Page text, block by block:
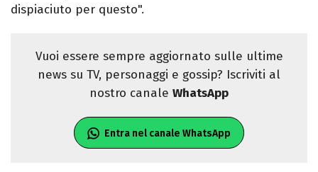
dispiaciuto per questo".
Vuoi essere sempre aggiornato sulle ultime
news su TV, personaggi e gossip? Iscriviti al
nostro canale WhatsApp
Entra nel canale WhatsApp